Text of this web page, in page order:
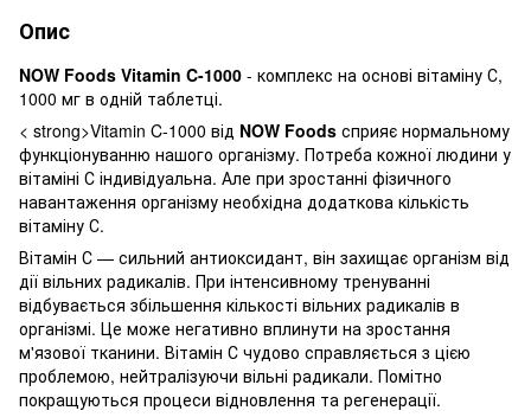
Опис
NOW Foods Vitamin C-1000 - комплекс на основі вітаміну С,
1000 мг в одній таблетці.
< strong>Vitamin C-1000 від NOW Foods сприяє нормальному
функціонуванню нашого організму. Потреба кожної людини у
вітаміні С індивідуальна. Але при зростанні фізичного
навантаження організму необхідна додаткова кількість
вітаміну С.
Вітамін С — сильний антиоксидант, він захищає організм від
дії вільних радикалів. При інтенсивному тренуванні
відбувається збільшення кількості вільних радикалів в
організмі. Це може негативно вплинути на зростання
м'язової тканини. Вітамін С чудово справляється з цією
проблемою, нейтралізуючи вільні радикали. Помітно
покращуються процеси відновлення та регенерації.